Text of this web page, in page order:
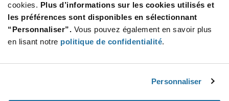
cookies. Plus d’informations sur les cookies utilisés et
les préférences sont disponibles en sélectionnant
“Personnaliser”. Vous pouvez également en savoir plus
en lisant notre politique de confidentialité.
Personnaliser
Qté: 4 000+ / Prix unitaire: $0.0648 / Stock: 0
Product
Specification
NIC
Components NCSM2512F1R00TRQYF -